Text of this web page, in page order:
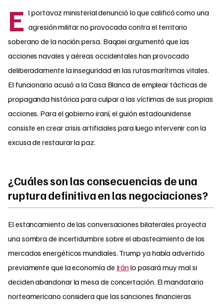
E l portavoz ministerial denunció lo que calificó como una
agresión militar no provocada contra el territorio
soberano de la nación persa. Baqaei argumentó que las
acciones navales y aéreas occidentales han provocado
deliberadamente la inseguridad en las rutas marítimas vitales.
El funcionario acusó a la Casa Blanca de emplear tácticas de
propaganda histórica para culpar a las víctimas de sus propias
acciones. Para el gobierno iraní, el guión estadounidense
consiste en crear crisis artificiales para luego intervenir con la
excusa de restaurar la paz.
¿Cuáles son las consecuencias de una
ruptura definitiva en las negociaciones?
El estancamiento de las conversaciones bilaterales proyecta
una sombra de incertidumbre sobre el abastecimiento de los
mercados energéticos mundiales. Trump ya había advertido
previamente que la economía de Iránlo pasará muy mal si
deciden abandonar la mesa de concertación. El mandatario
norteamericano considera que las sanciones financieras